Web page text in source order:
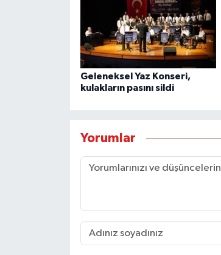
Geleneksel Yaz Konseri,
kulakların pasını sildi
Yorumlar